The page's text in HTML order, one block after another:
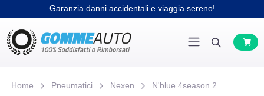
Garanzia danni accidentali e viaggia sereno!
Home Pneumatici Nexen N'blue 4season 2